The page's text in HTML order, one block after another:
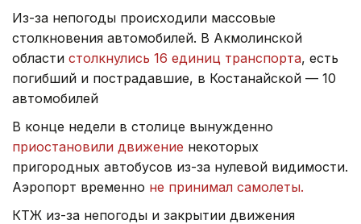
Из-за непогоды происходили массовые
столкновения автомобилей. В Акмолинской
области столкнулись 16 единиц транспорта, есть
погибший и пострадавшие, в Костанайской — 10
автомобилей
В конце недели в столице вынужденно
приостановили движение некоторых
пригородных автобусов из-за нулевой видимости.
Аэропорт временно не принимал самолеты.
КТЖ из-за непогоды и закрытии движения